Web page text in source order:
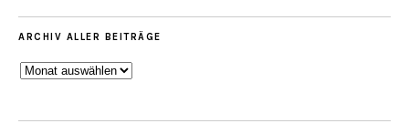
ARCHIV ALLER BEITRÄGE
ARCHIV